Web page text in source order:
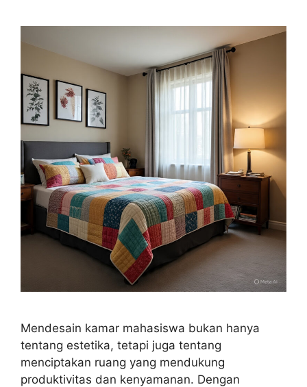
Mendesain kamar mahasiswa bukan hanya
tentang estetika, tetapi juga tentang
menciptakan ruang yang mendukung
produktivitas dan kenyamanan. Dengan